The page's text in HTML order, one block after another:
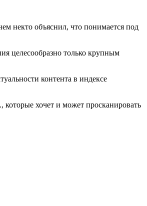
некто объяснил, что понимается под
целесообразно только крупным
контента в индексе
хочет и может просканировать